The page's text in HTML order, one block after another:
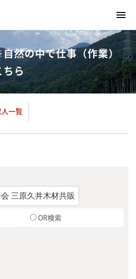
menu
の中で仕事（作業）
ちら
一覧
OR検索